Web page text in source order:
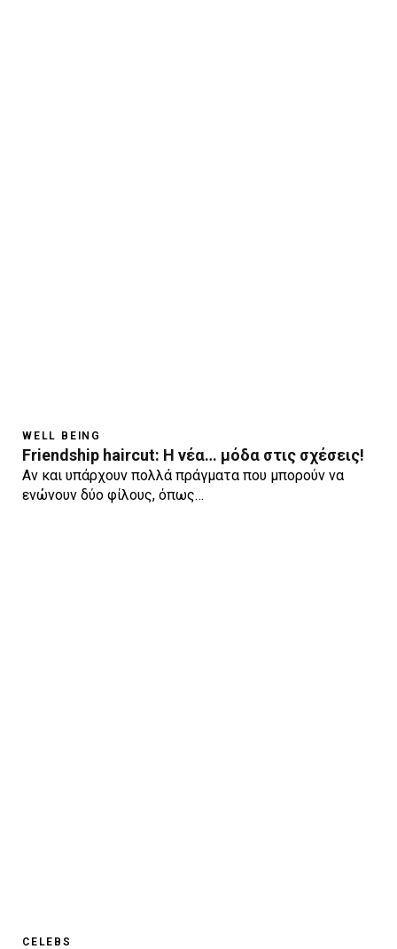
WELL BEING
Friendship haircut: Η νέα… μόδα στις σχέσεις!
Αν και υπάρχουν πολλά πράγματα που μπορούν να
ενώνουν δύο φίλους, όπως…
CELEBS